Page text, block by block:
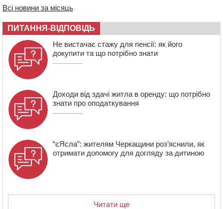
12:50 Внаслідок падіння вертольота загинув 28-річний
захисник зі Сміли
12:15 У центрі Черкас не поділили дорогу водії двох ВАЗів
Всі новини за місяць
ПИТАННЯ-ВІДПОВІДЬ
Не вистачає стажу для пенсії: як його
докупити та що потрібно знати
Доходи від здачі житла в оренду: що потрібно
знати про оподаткування
“єЯсла”: жителям Черкащини роз’яснили, як
отримати допомогу для догляду за дитиною
Читати ще